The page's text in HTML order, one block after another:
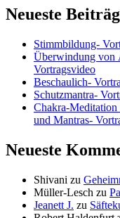
Neueste
Stimmbildung-
Überwindung von
Vortragsvideo
Beschaulich-
Schutzmantra-
Chakra-
und Mantras-
Neueste
Shivani zu
Müller-Lesch zu
Jeanett J. zu